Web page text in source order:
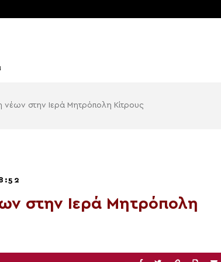
νέων στην Ιερά Μητρόπολη Κίτρους
στην Ιερά Μητρόπολη